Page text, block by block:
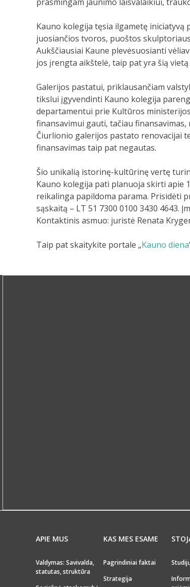
Kauno kolegija tęsia ilgametę iniciatyvą
juosiančios tvoros, puoštos
Aukščiausiai Kaune plevėsuosianti
jos įrengta aikštelė, taip pat yra šią
Galerijos pastatui, priklausančiam
tikslui įgyvendinti Kauno kolegija
departamentui prie Kultūros
finansavimui gauti, tačiau
Čiurlionio galerijos pastato renovacijai
finansavimas taip pat negautas.
Šio unikalią istorinę-kultūrinę vertę
Kauno kolegija pati planuoja skirti apie
reikalinga papildoma parama. Prisidėti
sąskaitą – LT 51 7300 0100 3430 4643.
Kontaktinis asmuo: juristė Renata
Taip pat skaitykite portale „Kauno diena
APIE MUS
Valdymas: Savivalda,
statutas, struktūra
KAS MES ESAME
Pagrindiniai faktai
Strategija